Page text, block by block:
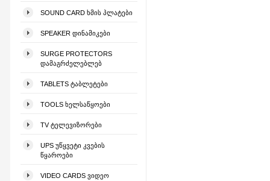
SOUND CARD ᲮᲛᲘᲡ ᲞᲚᲐᲢᲔᲑᲘ
SPEAKER ᲓᲘᲜᲐᲛᲘᲙᲔᲑᲘ
SURGE PROTECTORS
ᲓᲐᲛᲐᲒᲠᲫᲔᲚᲔᲑᲚᲔᲑ
TABLETS ᲢᲐᲑᲚᲔᲢᲔᲑᲘ
TOOLS ᲮᲔᲚᲡᲐᲬᲧᲝᲔᲑᲘ
TV ᲢᲔᲚᲔᲕᲘᲖᲝᲠᲔᲑᲘ
UPS ᲣᲬᲧᲕᲔᲢᲘ ᲙᲕᲔᲑᲘᲡ
ᲬᲧᲐᲠᲝᲔᲑᲘ
VIDEO CARDS ᲕᲘᲓᲔᲝ